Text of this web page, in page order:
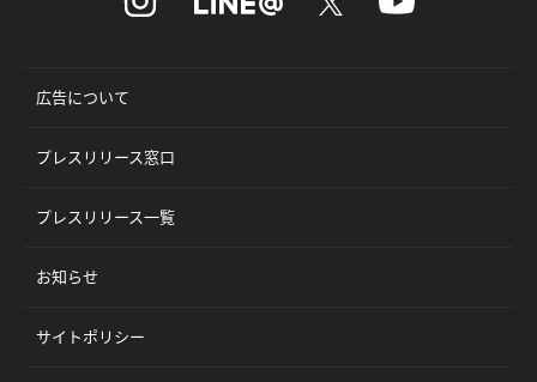
広告について
プレスリリース窓口
プレスリリース一覧
お知らせ
サイトポリシー